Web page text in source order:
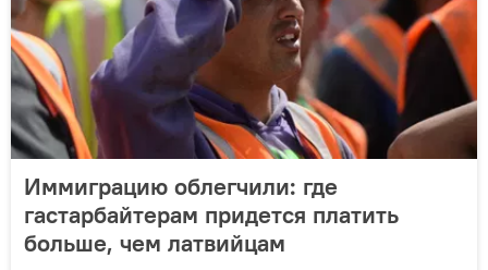
Иммиграцию облегчили: где
гастарбайтерам придется платить
больше, чем латвийцам